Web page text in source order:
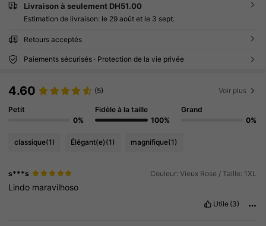
Livraison à seulement DH51.00
Estimation de livraison: le 29 août et le 3 sept.
Retours acceptés
Paiements sécurisés · Protection de la vie privée
4.60 (5) Voir plus
Petit
0%
Fidèle à la taille
100%
Grand
0%
classique(1) Élégant(e)(1) magnifique(1)
s***s Couleur: Vieux Rose / Taille: 1XL
Lindo maravilhoso
Utile (3)